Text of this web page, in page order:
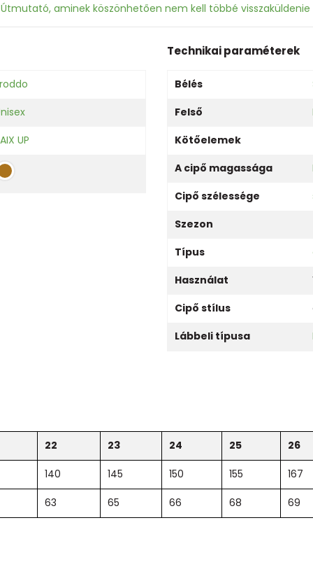
aminek köszönhetően nem kell többé
UP
Technikai paraméterek
Bélés
Felső
Kötőelemek
A cipő magassága
Cipő szélessége
Szezon
Típus
Használat
Cipő stílus
Lábbeli típusa
22 23 24 25 26
140 145 150 155 167
63 65 66 68 69